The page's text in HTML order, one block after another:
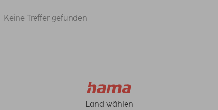
Keine Treffer gefunden
Land wählen